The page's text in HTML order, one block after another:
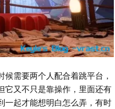
需要两个人配合着跳平台，
它又不只是靠操作，里面还有
一起才能想明白怎么弄，有时